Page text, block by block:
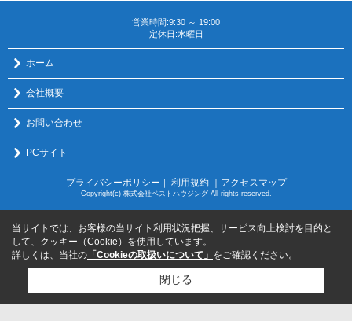
営業時間:9:30 ～ 19:00
定休日:水曜日
ホーム
会社概要
お問い合わせ
PCサイト
プライバシーポリシー ｜ 利用規約 ｜アクセスマップ
Copyright(c) 株式会社ベストハウジング All rights reserved.
当サイトでは、お客様の当サイト利用状況把握、サービス向上検討を目的と
して、クッキー（Cookie）を使用しています。
詳しくは、当社の 「Cookieの取扱いについて」 をご確認ください。
閉じる